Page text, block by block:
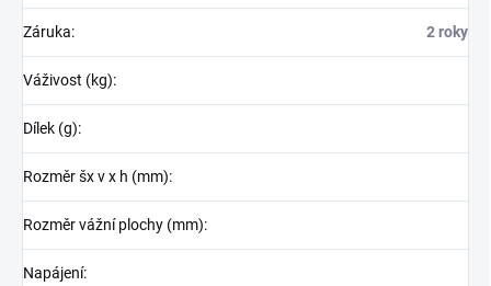
Záruka: 2 roky
Váživost (kg):
Dílek (g):
Rozměr šx v x h (mm):
Rozměr vážní plochy (mm):
Napájení: